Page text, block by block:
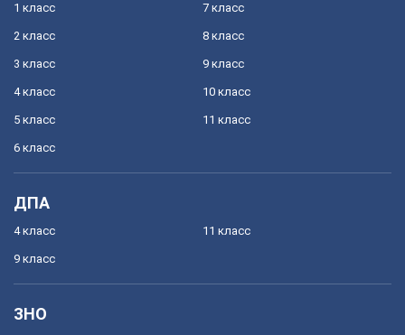
1 класс
2 класс
3 класс
4 класс
5 класс
6 класс
7 класс
8 класс
9 класс
10 класс
11 класс
ДПА
4 класс
9 класс
11 класс
ЗНО